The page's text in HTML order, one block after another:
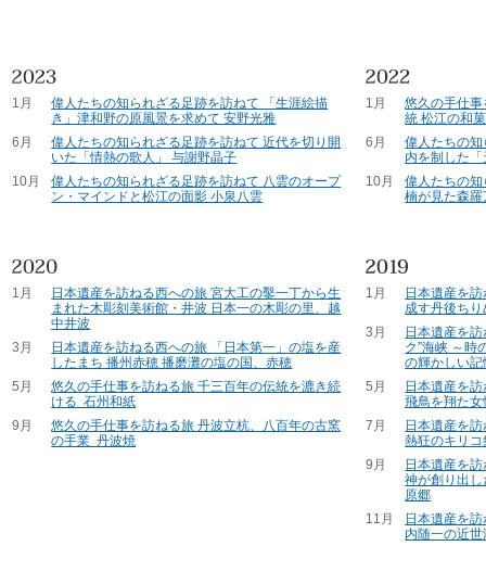
1月
偉人たちの知られざる足跡を訪ねて 「生涯絵描
き」津和野の原風景を求めて 安野光雅
6月
偉人たちの知られざる足跡を訪ねて 近代を切り開
いた「情熱の歌人」 与謝野晶子
10月
偉人たちの知られざる足跡を訪ねて 八雲のオープ
ン・マインドと松江の面影 小泉八雲
1月
悠久の手仕
統 松江の和
6月
偉人たちの
内を制した
10月
偉人たちの
楠が見た森
1月
日本遺産を訪ねる西への旅 宮大工の鑿一丁から生
まれた木彫刻美術館・井波 日本一の木彫の里、越
中井波
3月
日本遺産を訪ねる西への旅 「日本第一」の塩を産
したまち 播州赤穂 播磨灘の塩の国、赤穂
5月
悠久の手仕事を訪ねる旅 千三百年の伝統を漉き続
ける 石州和紙
9月
悠久の手仕事を訪ねる旅 丹波立杭、八百年の古窯
の手業 丹波焼
1月
日本遺産を
成す丹後ち
3月
日本遺産を
ク”海峡 ～時
の輝かしい記
5月
日本遺産を
飛鳥を翔た
7月
日本遺産を
熱狂のキリ
9月
日本遺産を
神が創り出
原郷
11月
日本遺産を
内随一の近